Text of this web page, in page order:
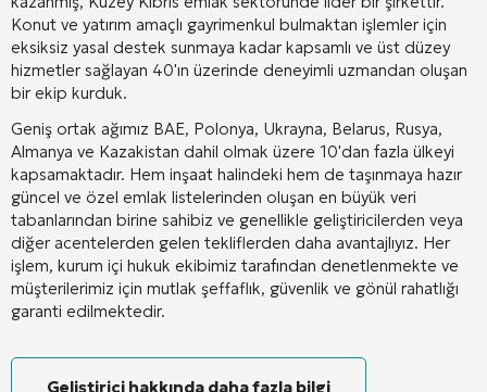
Konut ve yatırım amaçlı gayrimenkul bulmaktan işlemler için
eksiksiz yasal destek sunmaya kadar kapsamlı ve üst düzey
hizmetler sağlayan 40'ın üzerinde deneyimli uzmandan oluşan
bir ekip kurduk.
Geniş ortak ağımız BAE, Polonya, Ukrayna, Belarus, Rusya,
Almanya ve Kazakistan dahil olmak üzere 10'dan fazla ülkeyi
kapsamaktadır. Hem inşaat halindeki hem de taşınmaya hazır
güncel ve özel emlak listelerinden oluşan en büyük veri
tabanlarından birine sahibiz ve genellikle geliştiricilerden veya
diğer acentelerden gelen tekliflerden daha avantajlıyız. Her
işlem, kurum içi hukuk ekibimiz tarafından denetlenmekte ve
müşterilerimiz için mutlak şeffaflık, güvenlik ve gönül rahatlığı
garanti edilmektedir.
Geliştirici hakkında daha fazla bilgi